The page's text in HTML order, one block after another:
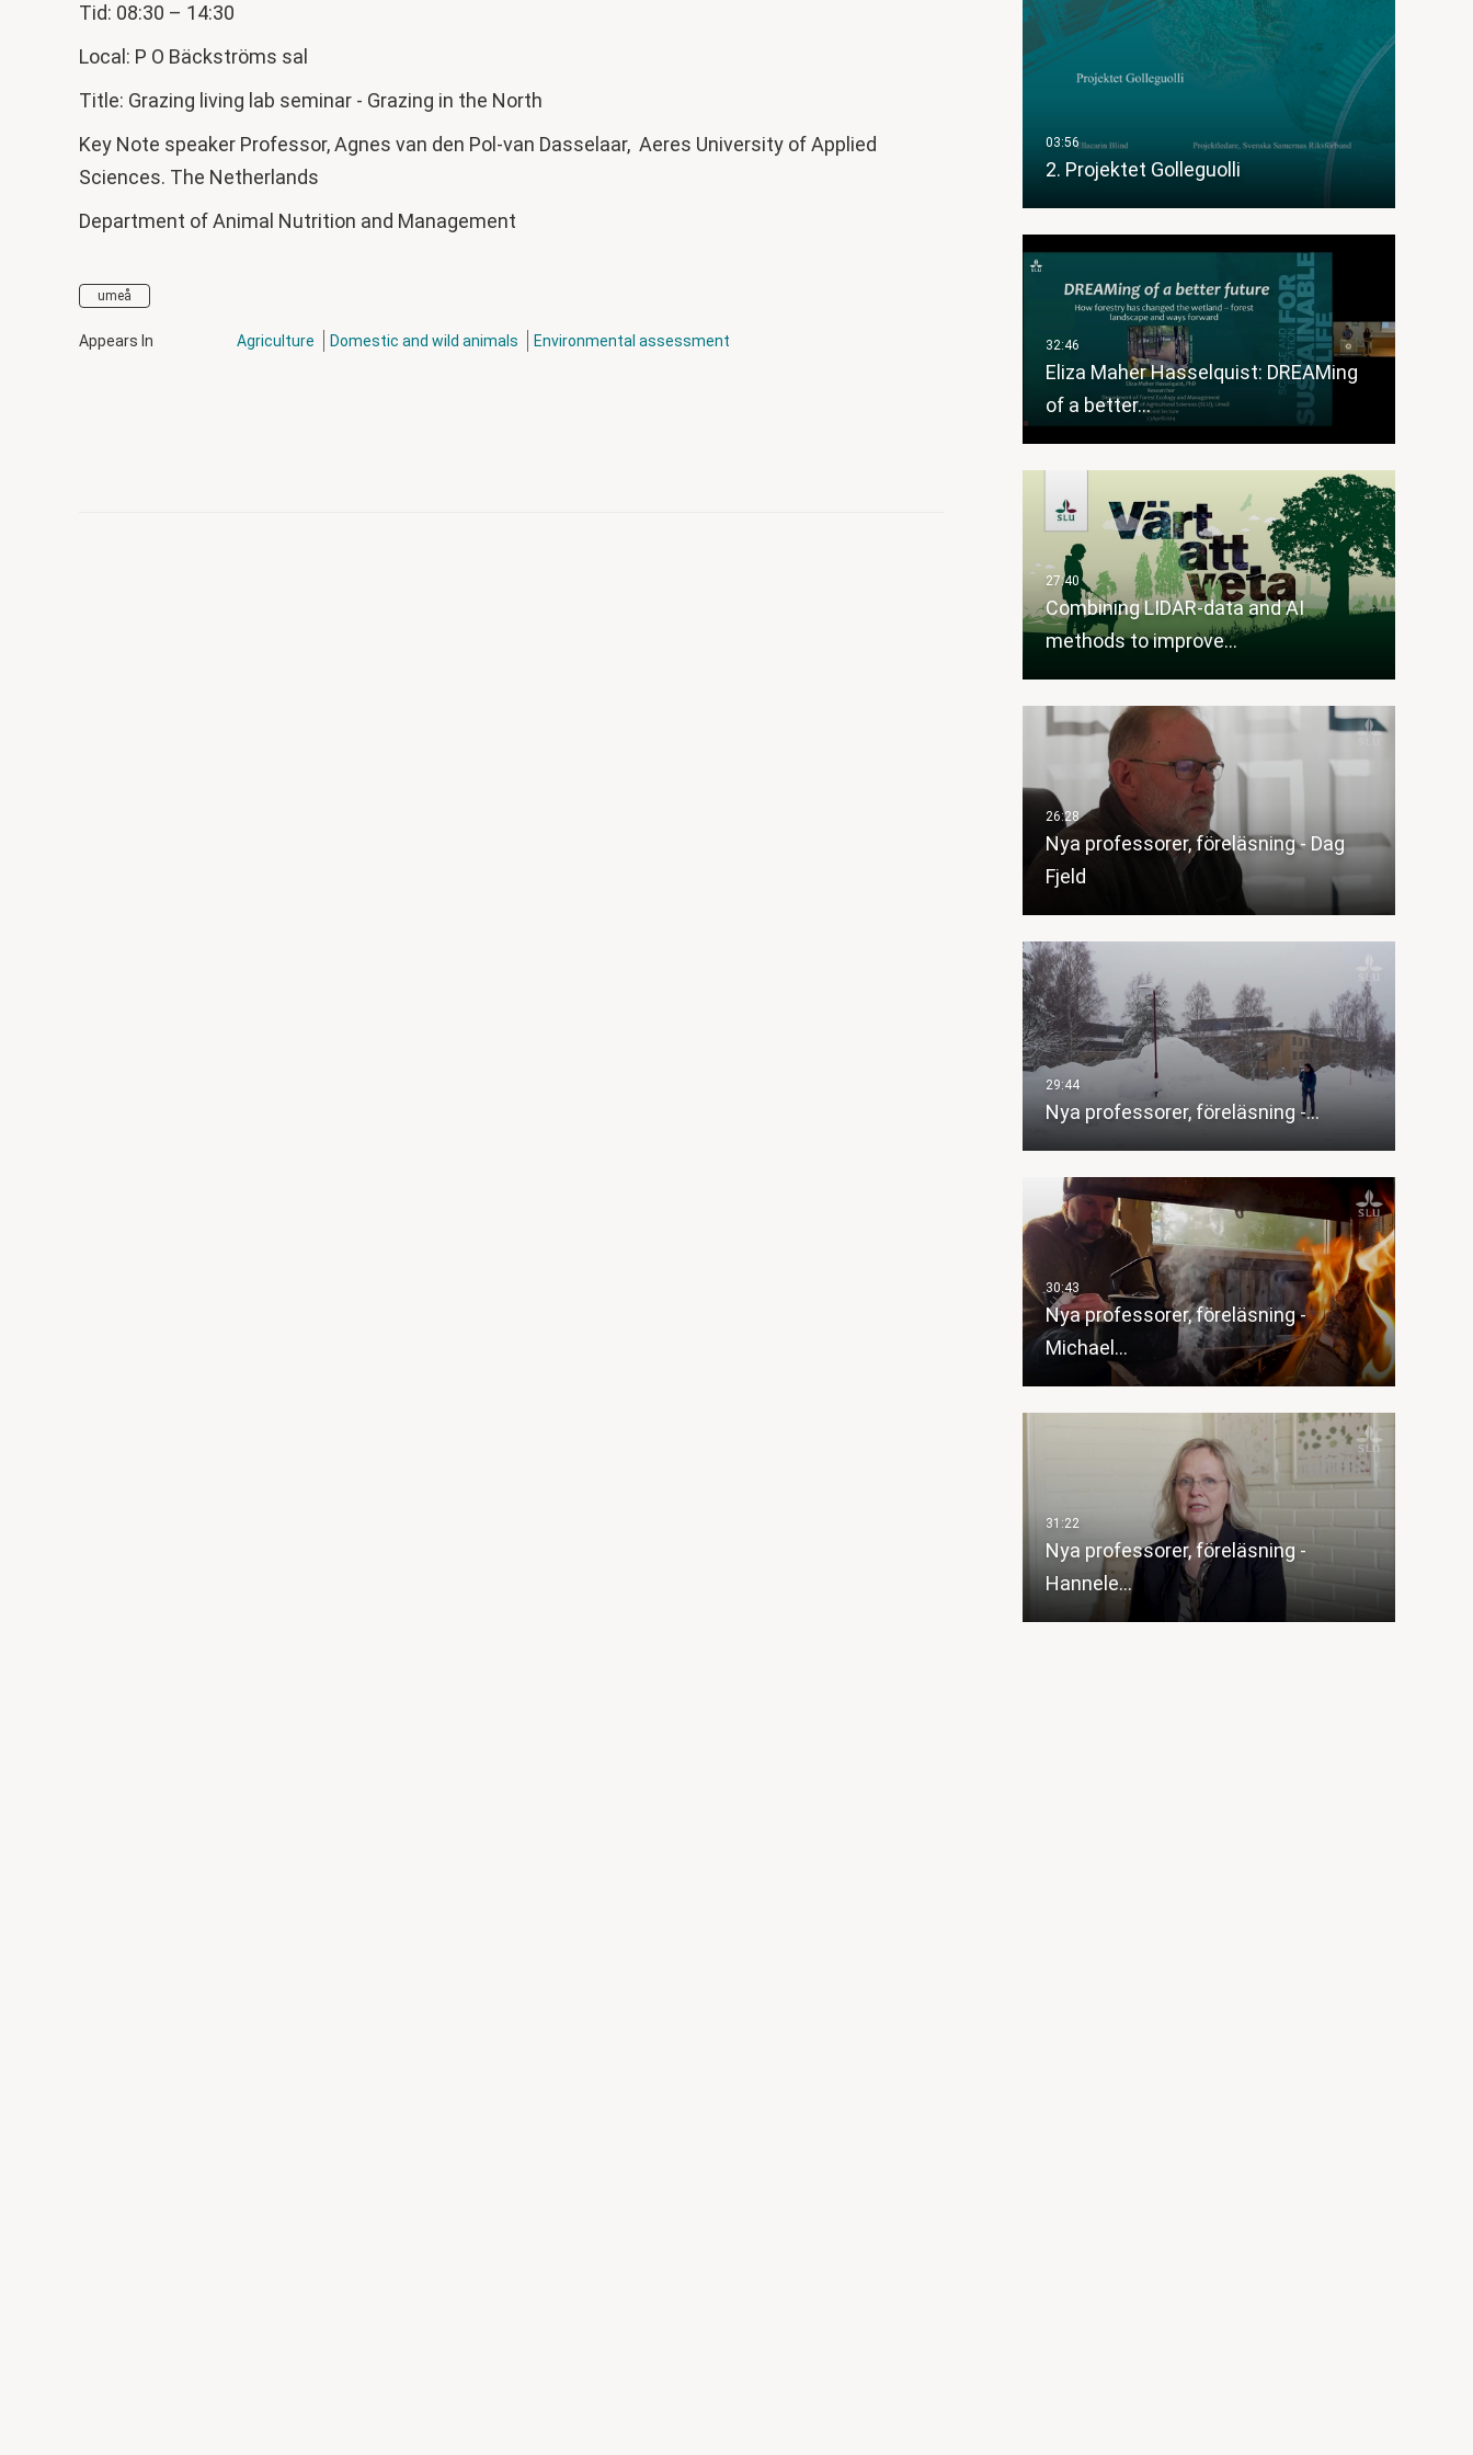
2. Projektet Golleguolli
Eliza Maher Hasselquist: DREAMing
of a better…
Combining LIDAR-data and AI
methods to improve…
Nya professorer, föreläsning - Dag
Fjeld
Nya professorer, föreläsning -…
Nya professorer, föreläsning -
Michael…
Nya professorer, föreläsning -
Hannele…
Tid: 08:30 – 14:30
Local: P O Bäckströms sal
Title: Grazing living lab seminar - Grazing in the North
Key Note speaker Professor, Agnes van den Pol-van Dasselaar, Aeres University of Applied
Sciences. The Netherlands
Department of Animal Nutrition and Management
umeå
Appears In Agriculture Domestic and wild animals Environmental assessment